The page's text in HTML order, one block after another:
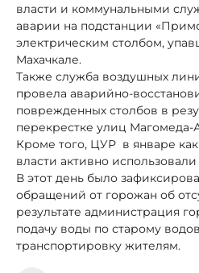
власти и коммунальными
аварии на подстанции
электрическим столбом,
Махачкале.
Также служба воздушных
провела аварийно-
поврежденных столбов в
перекрестке улиц Магомеда-
Кроме того, ЦУР в январе
власти активно
В этот день было
обращений от горожан об
результате администрация
подачу воды по старому
транспортировку жителям.